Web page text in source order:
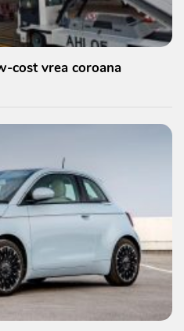
cost vrea coroana